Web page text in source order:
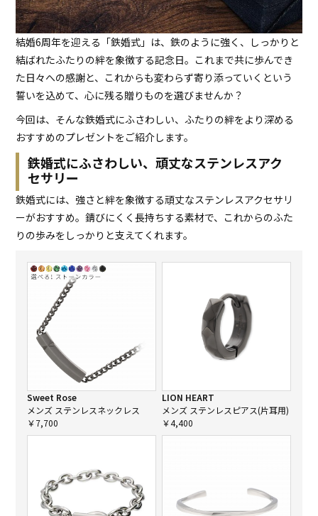
結婚6周年を迎える「鉄婚式」は、鉄のように強く、しっかりと
結ばれたふたりの絆を象徴する記念日。これまで共に歩んでき
た日々への感謝と、これからも変わらず寄り添っていくという
誓いを込めて、心に残る贈りものを選びませんか？
今回は、そんな鉄婚式にふさわしい、ふたりの絆をより深める
おすすめのプレゼントをご紹介します。
鉄婚式にふさわしい、頑丈なステンレスアク
セサリー
鉄婚式には、強さと絆を象徴する頑丈なステンレスアクセサリ
ーがおすすめ。錆びにくく長持ちする素材で、これからのふた
りの歩みをしっかりと支えてくれます。
Sweet Rose
メンズ ステンレスネックレス
￥7,700
LION HEART
メンズ ステンレスピアス(片耳用)
￥4,400